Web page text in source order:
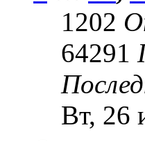
1202
64291
Вт, 26